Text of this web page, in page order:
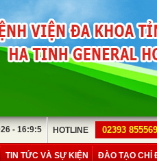
- 16:9:5 HOTLINE 02393 855569
TIN TỨC VÀ SỰ KIỆN ĐÀO TẠO CHỈ